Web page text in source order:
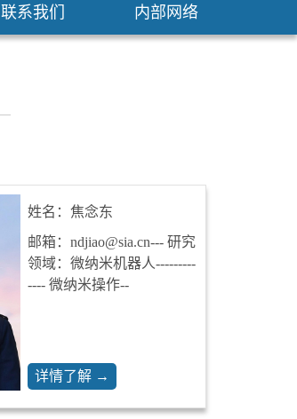
联系我们 内部网络
姓名：焦念东
邮箱：ndjiao@sia.cn--- 研究
领域：微纳米机器人---------
---- 微纳米操作--
详情了解 →